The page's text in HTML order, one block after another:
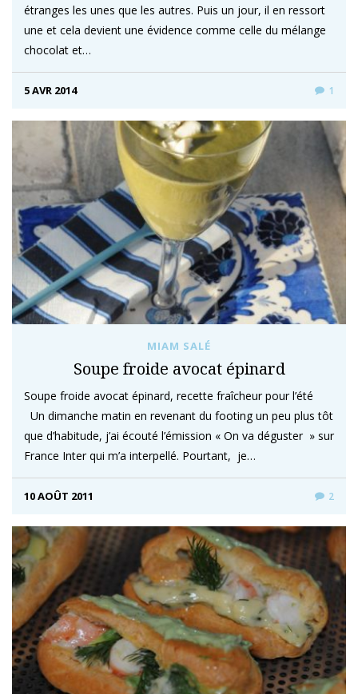
étranges les unes que les autres. Puis un jour, il en ressort
une et cela devient une évidence comme celle du mélange
chocolat et…
5 AVR 2014 1
MIAM SALÉ
Soupe froide avocat épinard
Soupe froide avocat épinard, recette fraîcheur pour l’été
Un dimanche matin en revenant du footing un peu plus tôt
que d’habitude, j’ai écouté l’émission « On va déguster » sur
France Inter qui m’a interpellé. Pourtant, je…
10 AOÛT 2011 2